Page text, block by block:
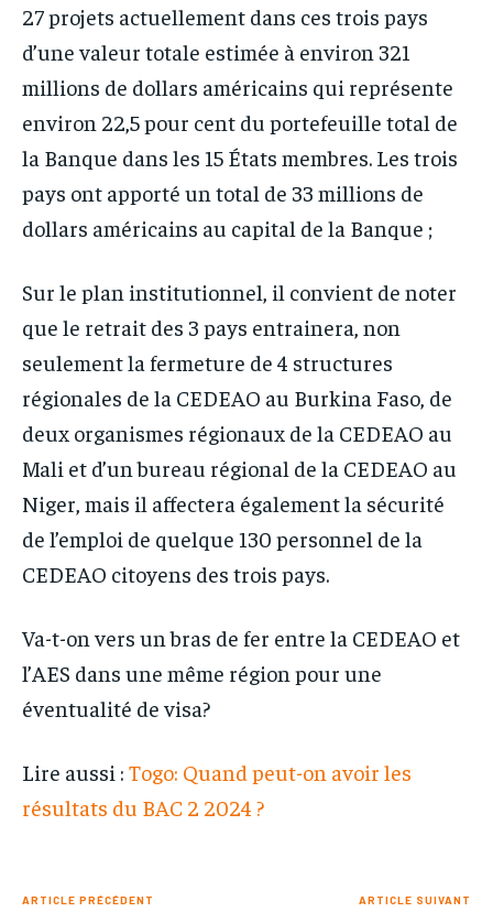
27 projets actuellement dans ces trois pays
d’une valeur totale estimée à environ 321
millions de dollars américains qui représente
environ 22,5 pour cent du portefeuille total de
la Banque dans les 15 États membres. Les trois
pays ont apporté un total de 33 millions de
dollars américains au capital de la Banque ;
Sur le plan institutionnel, il convient de noter
que le retrait des 3 pays entrainera, non
seulement la fermeture de 4 structures
régionales de la CEDEAO au Burkina Faso, de
deux organismes régionaux de la CEDEAO au
Mali et d’un bureau régional de la CEDEAO au
Niger, mais il affectera également la sécurité
de l’emploi de quelque 130 personnel de la
CEDEAO citoyens des trois pays.
Va-t-on vers un bras de fer entre la CEDEAO et
l’AES dans une même région pour une
éventualité de visa?
Lire aussi : Togo: Quand peut-on avoir les
résultats du BAC 2 2024 ?
ARTICLE PRÉCÉDENT ARTICLE SUIVANT